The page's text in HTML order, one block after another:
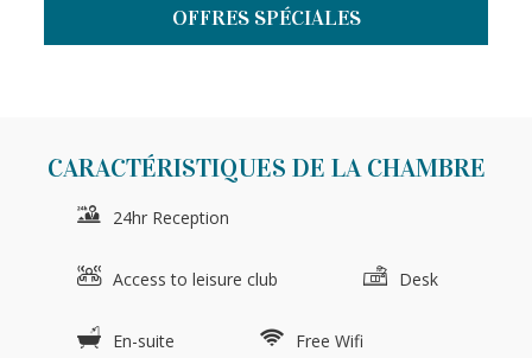
OFFRES SPÉCIALES
CARACTÉRISTIQUES DE LA CHAMBRE
24hr Reception
Access to leisure club Desk
En-suite Free Wifi